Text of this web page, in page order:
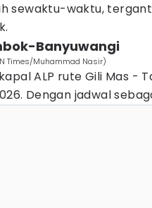
sewaktu-waktu,
Banyuwangi
Times/Muhammad Nasir)
ALP rute Gili Mas -
Dengan jadwal